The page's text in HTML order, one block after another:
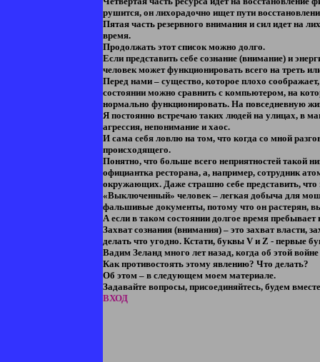
рушится, он лихорадочно ищет пути
Пятая часть резервного внимания и сил идет на
время.
Продолжать этот список можно долго.
Если представить себе сознание (внимание) и
человек может функционировать всего на треть
Перед нами – существо, которое плохо
состоянии можно сравнить с компьютером, на
нормально функционировать. На повседневную
Я постоянно встречаю таких людей на улицах, в
агрессия, непонимание и хаос.
И сама себя ловлю на том, что когда со мной
происходящего.
Понятно, что больше всего неприятностей такой
официантка ресторана, а, например, сотрудник
окружающих. Даже страшно себе представить, что
«Выключенный» человек – легкая добыча для
фальшивые документы, потому что он растерян,
А если в таком состоянии долгое время
Захват сознания (внимания) – это захват власти,
делать что угодно. Кстати, буквы V и Z - первые
Вадим Зеланд много лет назад, когда об этой
Как противостоять этому явлению? Что делать?
Об этом – в следующем моем материале.
Задавайте вопросы, присоединяйтесь, будем
ВХОД